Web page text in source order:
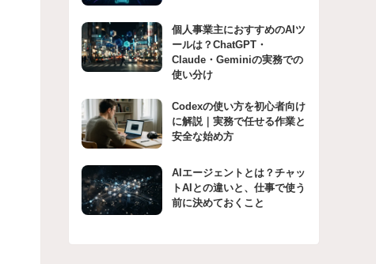
個人事業主におすすめのAIツ
ールは？ChatGPT・
Claude・Geminiの実務での
使い分け
Codexの使い方を初心者向け
に解説｜実務で任せる作業と
安全な始め方
AIエージェントとは？チャッ
トAIとの違いと、仕事で使う
前に決めておくこと